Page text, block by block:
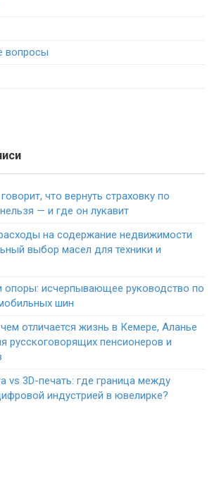
вопросы
что вернуть страховку по
— и где он лукавит
на содержание недвижимости
выбор масел для техники и
опоры: исчерпывающее руководство по
шин
отличается жизнь в Кемере, Аланье
русскоговорящих пенсионеров и
vs 3D-печать: где граница между
индустрией в ювелирке?